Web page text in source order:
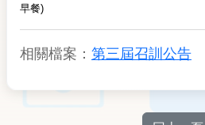
早餐)
相關檔案： 第三屆召訓公告